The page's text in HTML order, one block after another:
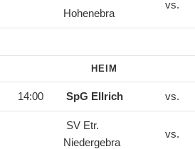
Hohenebra
vs.
HEIM
14:00 SpG Ellrich vs.
SV Etr.
Niedergebra
vs.